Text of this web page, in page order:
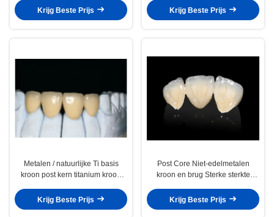
Krijg Beste Prijs
Krijg Beste Prijs
Metalen / natuurlijke Ti basis
kroon post kern titanium kroon
Krijg Beste Prijs
Post Core Niet-edelmetalen
kroon en brug Sterke sterkte
Krijg Beste Prijs